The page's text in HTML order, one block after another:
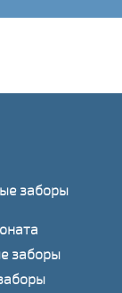
заборы
заборы